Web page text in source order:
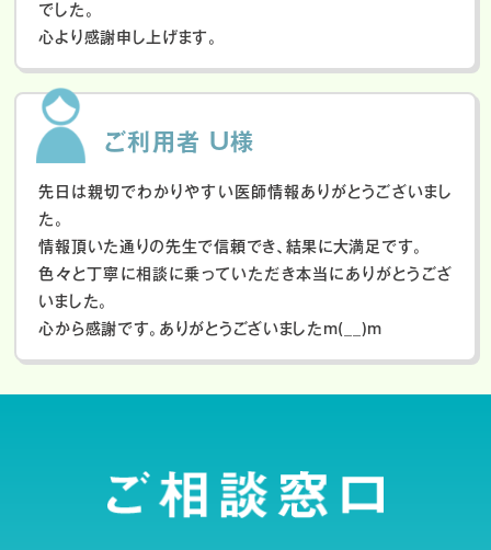
でした。
心より感謝申し上げます。
ご利用者 U様
先日は親切でわかりやすい医師情報ありがとうございまし
た。
情報頂いた通りの先生で信頼でき、結果に大満足です。
色々と丁寧に相談に乗っていただき本当にありがとうござ
いました。
心から感謝です。ありがとうございましたm(__)m